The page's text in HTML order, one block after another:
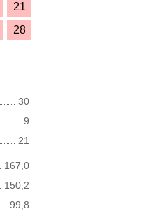
21
28
30
9
21
167,0
150,2
99,8